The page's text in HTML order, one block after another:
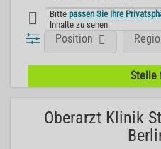
Bittepassen Sie Ihre
Inhalte zu sehen.
Position
Oberarzt Klinik